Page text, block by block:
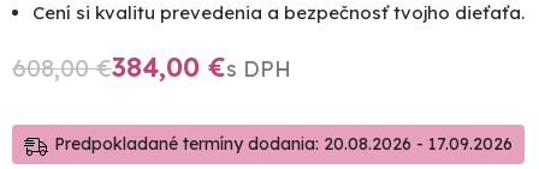
Cení si kvalitu prevedenia a bezpečnosť tvojho dieťaťa.
608,00€384,00€
Predpokladané termíny dodania: 20.08.2026 - 17.09.2026